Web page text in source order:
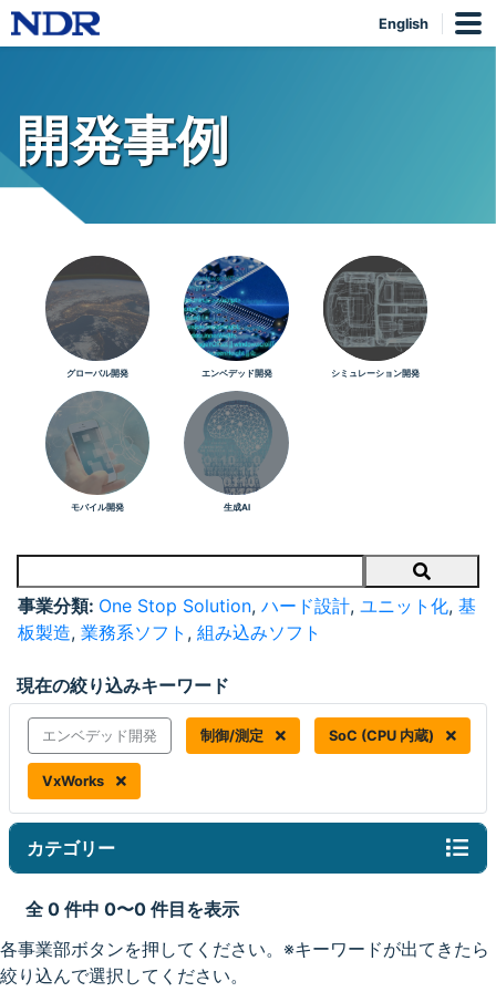
English
開発事例
グローバル開発 エンベデッド開発 シミュレーション開発
モバイル開発 生成AI
Search
事業分類: One Stop Solution, ハード設計, ユニット化, 基
板製造, 業務系ソフト , 組み込みソフト
現在の絞り込みキーワード
エンベデッド開発 制御/測定 SoC (CPU 内蔵)
VxWorks
カテゴリー
全 0 件中 0〜0 件目を表示
各事業部ボタンを押してください。※キーワードが出てきたら
絞り込んで選択してください。